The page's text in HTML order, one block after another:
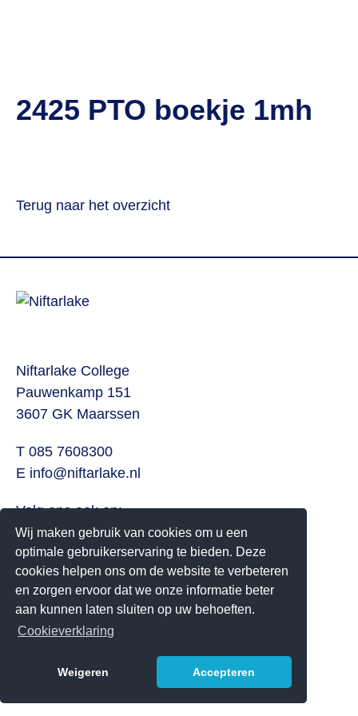
Wij maken gebruik van cookies om u een
optimale gebruikerservaring te bieden. Deze
cookies helpen ons om de website te verbeteren
en zorgen ervoor dat we onze informatie beter
aan kunnen laten sluiten op uw behoeften.
Cookieverklaring
Weigeren Accepteren
2425 PTO boekje 1mh
Terug naar het overzicht
Niftarlake College
Pauwenkamp 151
3607 GK Maarssen
T 085 7608300
E info@niftarlake.nl
Volg ons ook op:
Twitter
Youtube
Het Niftarlake College heeft het predicaat Technasium